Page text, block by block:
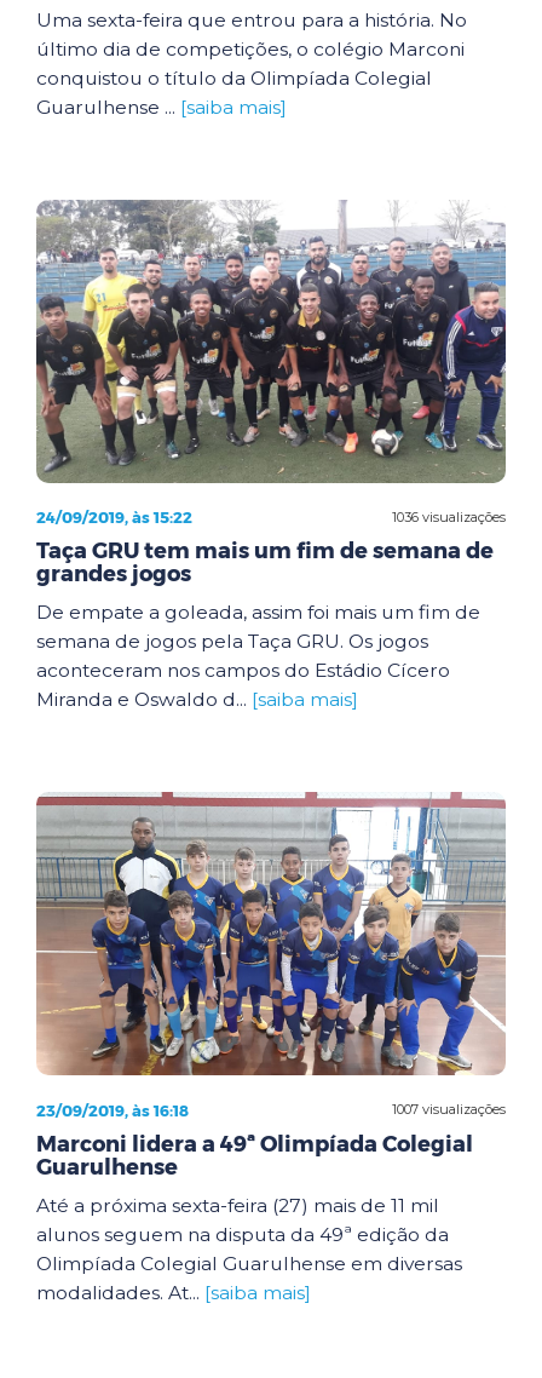
Uma sexta-feira que entrou para a história. No
último dia de competições, o colégio Marconi
conquistou o título da Olimpíada Colegial
Guarulhense ... [saiba mais]
1036 visualizações
24/09/2019, às 15:22
Taça GRU tem mais um fim de semana de
grandes jogos
De empate a goleada, assim foi mais um fim de
semana de jogos pela Taça GRU. Os jogos
aconteceram nos campos do Estádio Cícero
Miranda e Oswaldo d... [saiba mais]
1007 visualizações
23/09/2019, às 16:18
Marconi lidera a 49ª Olimpíada Colegial
Guarulhense
Até a próxima sexta-feira (27) mais de 11 mil
alunos seguem na disputa da 49ª edição da
Olimpíada Colegial Guarulhense em diversas
modalidades. At... [saiba mais]